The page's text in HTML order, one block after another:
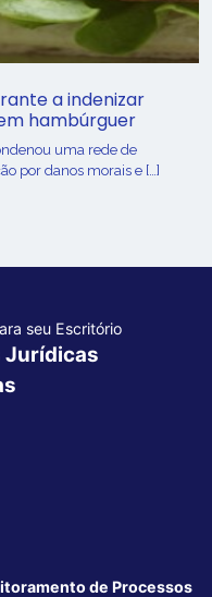
a indenizar
hambúrguer
uma rede de
por danos morais e […]
seu Escritório
Jurídicas
de Processos